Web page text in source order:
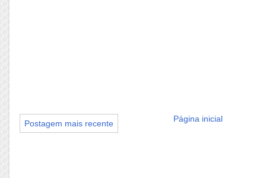
Postagem mais recente Página inicial